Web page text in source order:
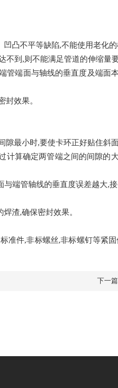
凸不平等缺陷,不能使用老化的
到,则不能满足管道的伸缩量
端面与轴线的垂直度及端面
效果。
最小时,要使卡环正好贴住斜面
算确定两管端之间的间隙的
端管轴线的垂直度误差越大,
渣,确保密封效果。
准件,非标螺丝,非标螺钉等紧
下一篇